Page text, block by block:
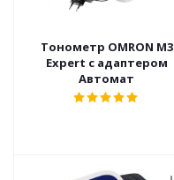
Тонометр OMRON M3
Expert с адаптером
Автомат